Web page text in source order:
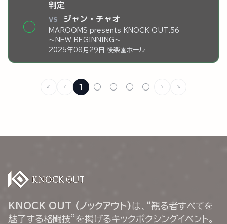
◯
判定
vs ジャン・チャオ
MAROOMS presents KNOCK OUT.56
～NEW BEGINNING～
2025年08月29日 後楽園ホール
1 ○ ○ ○ ○
KNOCK OUT (ノックアウト) は、“観る者すべてを
魅了する格闘技”を掲げるキックボクシングイベント。